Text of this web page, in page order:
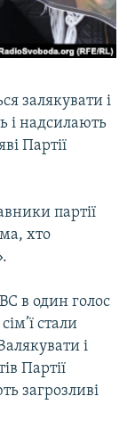
залякувати і
і надсилають
Партії
партії
хто
в один голос
стали
і
Партії
загрозливі